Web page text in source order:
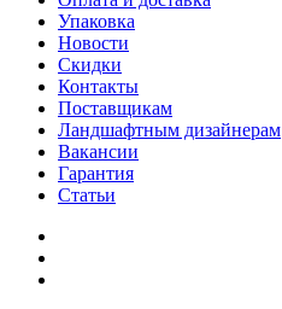
Упаковка
Новости
Скидки
Контакты
Поставщикам
Ландшафтным дизайнерам
Вакансии
Гарантия
Статьи